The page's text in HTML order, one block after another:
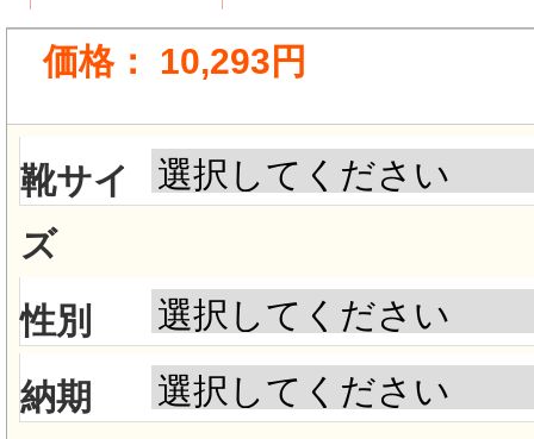
価格： 10,293円
靴サイ
ズ
性別
納期